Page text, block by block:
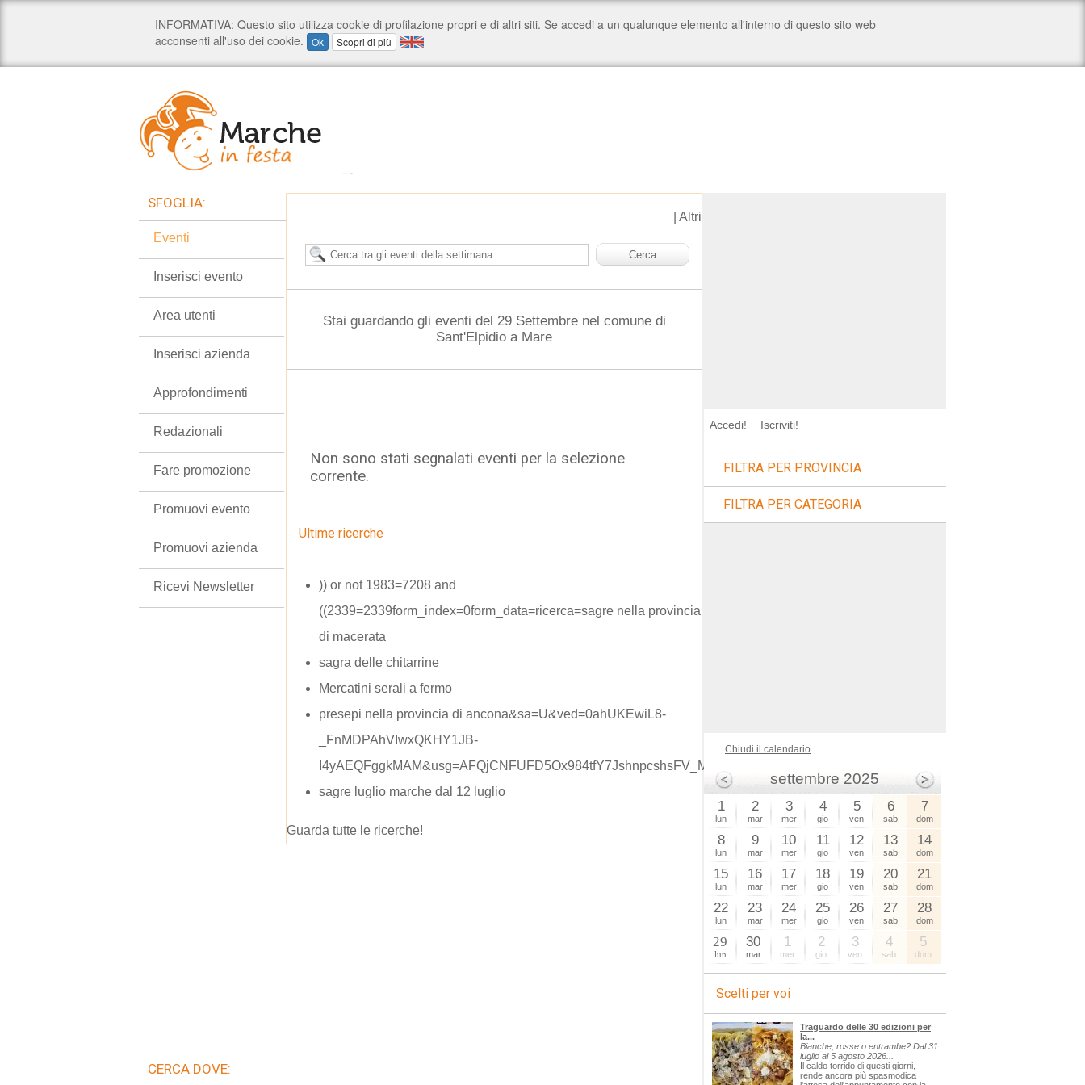
Altri
Stai guardando gli eventi del 29 Settembre nel comune di
Sant'Elpidio a Mare
Non sono stati segnalati eventi per la selezione
corrente.
Ultime ricerche
)) or not 1983=7208 and
((2339=2339form_index=0form_data=ricerca=sagre nella provincia
di macerata
sagra delle chitarrine
Mercatini serali a fermo
presepi nella provincia di ancona&sa=U&ved=0ahUKEwiL8-
_FnMDPAhVIwxQKHY1JB-
I4yAEQFggkMAM&usg=AFQjCNFUFD5Ox984tfY7JshnpcshsFV_Mw
sagre luglio marche dal 12 luglio
Guarda tutte le ricerche!
SFOGLIA:
Eventi
Inserisci evento
Area utenti
Inserisci azienda
Approfondimenti
Redazionali
Fare promozione
Promuovi evento
Promuovi azienda
Ricevi Newsletter
CERCA DOVE:
Accedi! Iscriviti!
FILTRA PER PROVINCIA
FILTRA PER CATEGORIA
Chiudi il calendario
settembre 2025
1
lun
2
mar
3
mer
4
gio
5
ven
6
sab
7
dom
8
lun
9
mar
10
mer
11
gio
12
ven
13
sab
14
dom
15
lun
16
mar
17
mer
18
gio
19
ven
20
sab
21
dom
22
lun
23
mar
24
mer
25
gio
26
ven
27
sab
28
dom
29
lun
30
mar
1
mer
2
gio
3
ven
4
sab
5
dom
Scelti per voi
Traguardo delle 30 edizioni per
la...
Bianche, rosse o entrambe? Dal 31
luglio al 5 agosto 2026...
Il caldo torrido di questi giorni,
rende ancora più spasmodica